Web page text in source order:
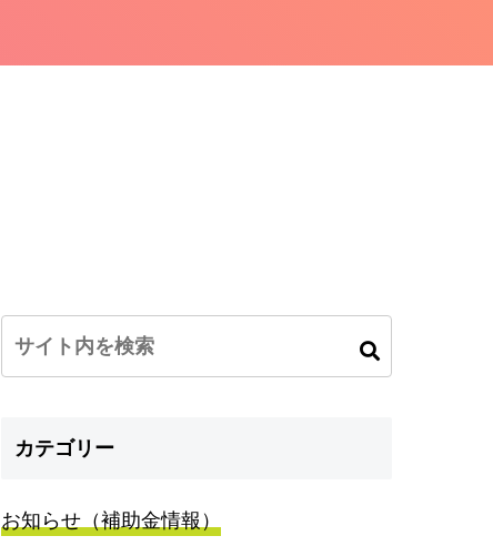
カテゴリー
お知らせ（補助金情報）